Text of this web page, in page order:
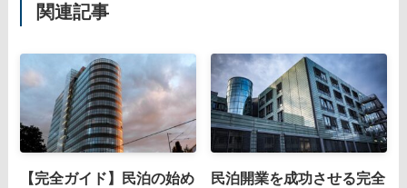
関連記事
【完全ガイド】民泊の始め
民泊開業を成功させる完全